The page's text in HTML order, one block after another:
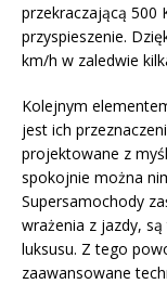
przekraczającą 500
przyspieszenie.
km/h w zaledwie
Kolejnym
jest ich
projektowane z
spokojnie można
Supersamochody
wrażenia z jazdy,
luksusu. Z tego
zaawansowane